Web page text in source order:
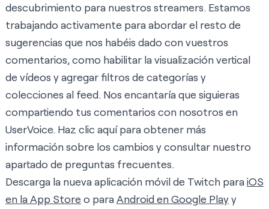
descubrimiento para nuestros streamers. Estamos
trabajando activamente para abordar el resto de
sugerencias que nos habéis dado con vuestros
comentarios, como habilitar la visualización vertical
de vídeos y agregar filtros de categorías y
colecciones al feed. Nos encantaría que siguieras
compartiendo tus comentarios con nosotros en
UserVoice. Haz clic aquípara obtener más
información sobre los cambios y consultar nuestro
apartado de preguntas frecuentes.
Descarga la nueva aplicación móvil de Twitch paraiOS
en la App Store o paraAndroid en Google Playy